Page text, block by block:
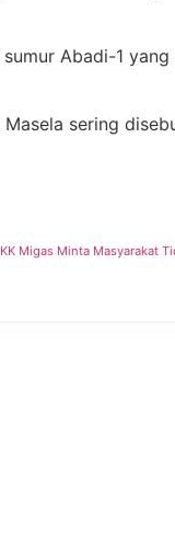
Abadi-1
sering
Migas Minta Masyarakat